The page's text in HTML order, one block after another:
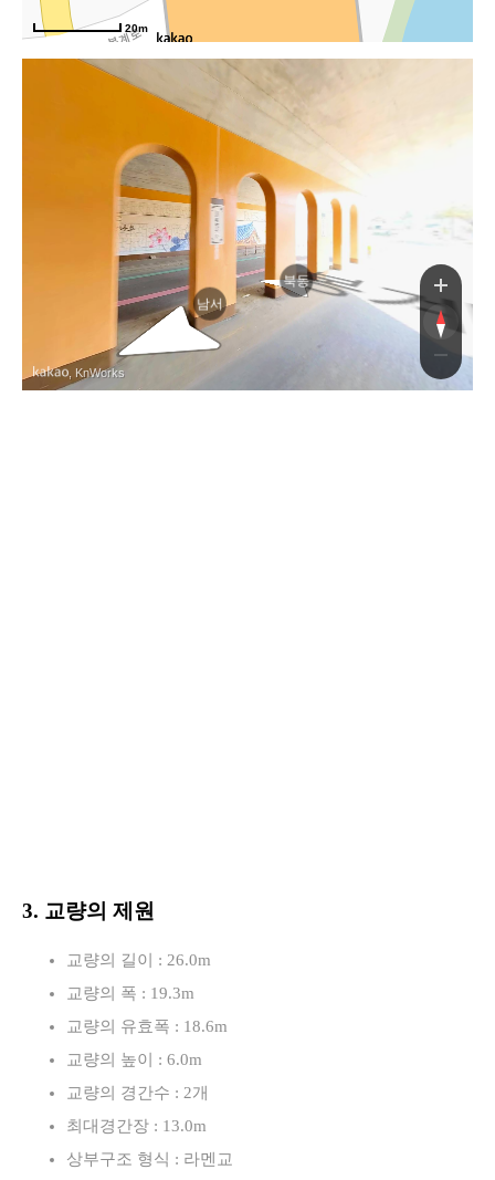
20m
남서
북동
, KnWorks
3. 교량의 제원
교량의 길이 : 26.0m
교량의 폭 : 19.3m
교량의 유효폭 : 18.6m
교량의 높이 : 6.0m
교량의 경간수 : 2개
최대경간장 : 13.0m
상부구조 형식 : 라멘교